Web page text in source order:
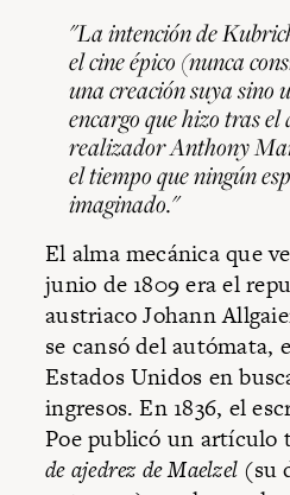
"La intención de
el cine épico (nunca
una creación suya sino
encargo que hizo tras el
realizador Anthony
el tiempo que ningún
imaginado."
El alma mecánica que
junio de 1809 era el
austriaco Johann
se cansó del autómata,
Estados Unidos en
ingresos. En 1836, el
Poe publicó un
de ajedrez de Maelzel (su